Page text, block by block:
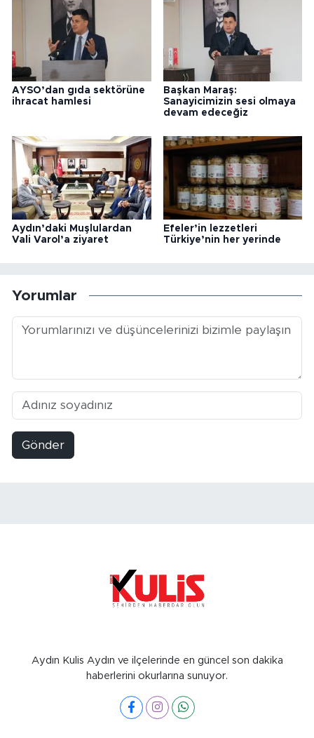
AYSO’dan gıda sektörüne
ihracat hamlesi
Başkan Maraş:
Sanayicimizin sesi olmaya
devam edeceğiz
Aydın’daki Muşlulardan
Vali Varol’a ziyaret
Efeler’in lezzetleri
Türkiye’nin her yerinde
Yorumlar
Gönder
Aydın Kulis Aydın ve ilçelerinde en güncel son dakika
haberlerini okurlarına sunuyor.